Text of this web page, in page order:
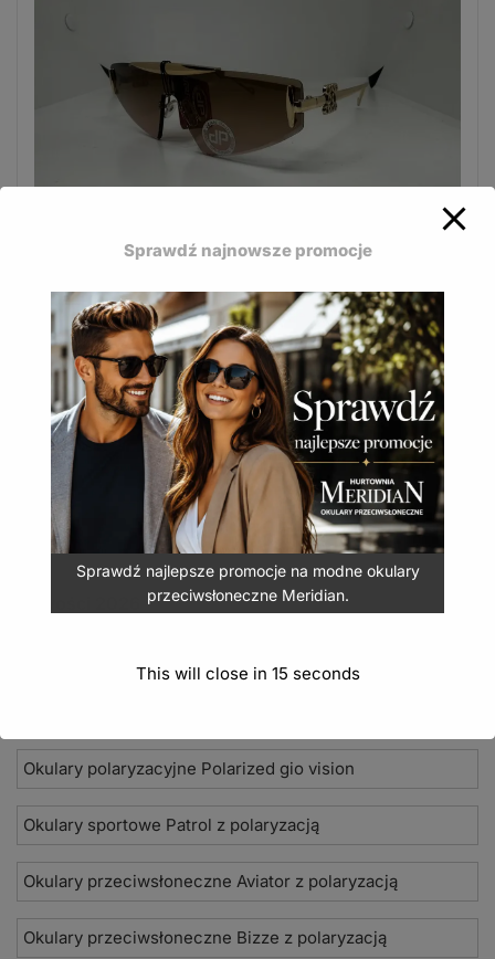
stworzone z myślą o kobietach.
JP-622 B
16,50zł (20,30 złz VAT)
DODAJ DO KOSZYKA
Okulary polaryzacyjne Polarized gio vision
Okulary sportowe Patrol z polaryzacją
Okulary przeciwsłoneczne Aviator z polaryzacją
Okulary przeciwsłoneczne Bizze z polaryzacją
Sprawdź najnowsze promocje
Sprawdź najlepsze promocje na modne okulary
przeciwsłoneczne Meridian.
This will close in 15 seconds